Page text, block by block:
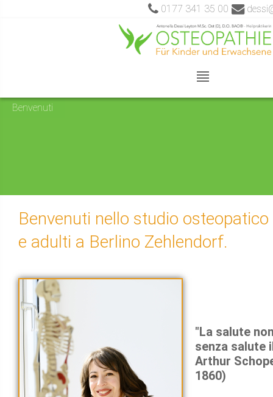
0177 341 35 00
Benvenuti
Benvenuti nello studio
e adulti a Berlino Zehlendorf.
"La salute
senza salute
Arthur
1860)